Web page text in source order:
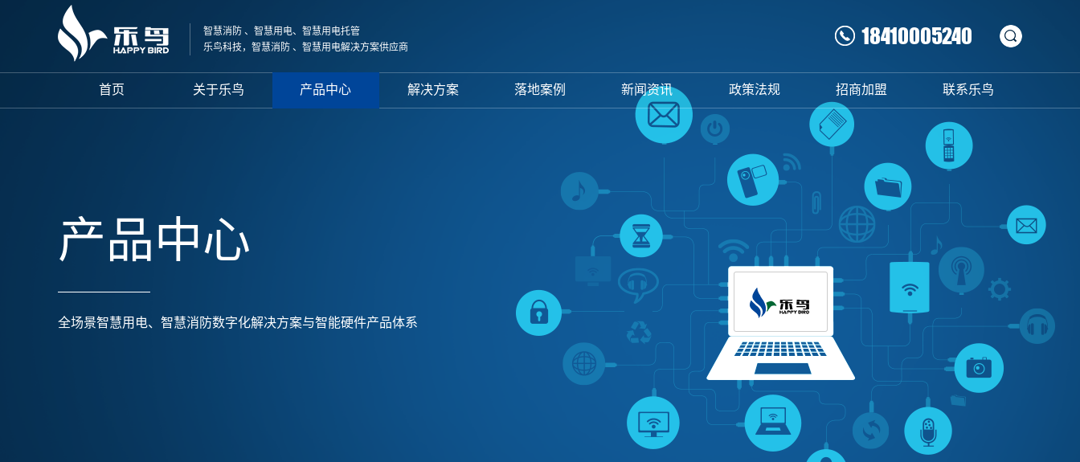
18410005240
智慧消防 、智慧用电、智慧用电托管
乐鸟科技，智慧消防 、智慧用电解决方案供应商
首页 关于乐鸟 产品中心 解决方案 落地案例 新闻资讯 政策法规 招商加盟 联系乐鸟
产品中心
全场景智慧用电、智慧消防数字化解决方案与智能硬件产品体系